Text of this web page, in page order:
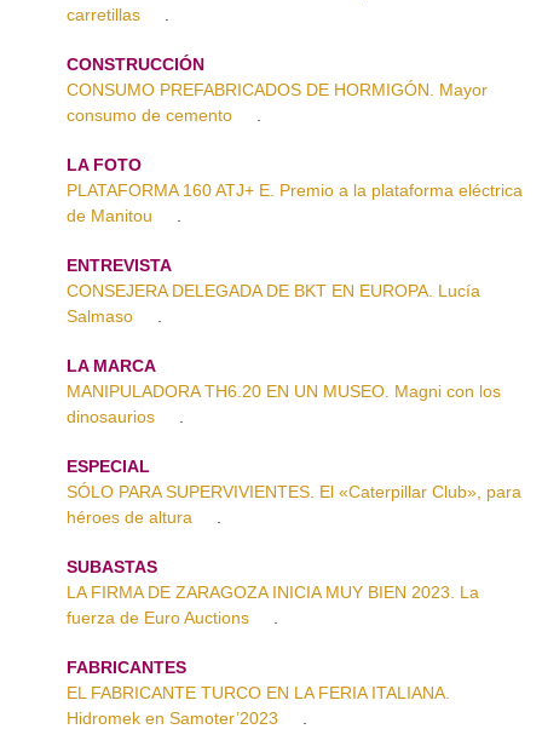
carretillas
CONSTRUCCIÓN
CONSUMO PREFABRICADOS DE HORMIGÓN. Mayor
consumo de cemento
LA FOTO
PLATAFORMA 160 ATJ+ E. Premio a la plataforma eléctrica
de Manitou
ENTREVISTA
CONSEJERA DELEGADA DE BKT EN EUROPA. Lucía
Salmaso
LA MARCA
MANIPULADORA TH6.20 EN UN MUSEO. Magni con los
dinosaurios
ESPECIAL
SÓLO PARA SUPERVIVIENTES. El «Caterpillar Club», para
héroes de altura
SUBASTAS
LA FIRMA DE ZARAGOZA INICIA MUY BIEN 2023. La
fuerza de Euro Auctions
FABRICANTES
EL FABRICANTE TURCO EN LA FERIA ITALIANA.
Hidromek en Samoter’2023